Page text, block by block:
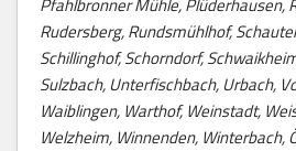
Rudersberg, Rundsmühlhof,
Schillinghof, Schorndorf,
Sulzbach, Unterfischbach, Urbach,
Waiblingen, Warthof, Weinstadt,
Welzheim, Winnenden, Winterbach,